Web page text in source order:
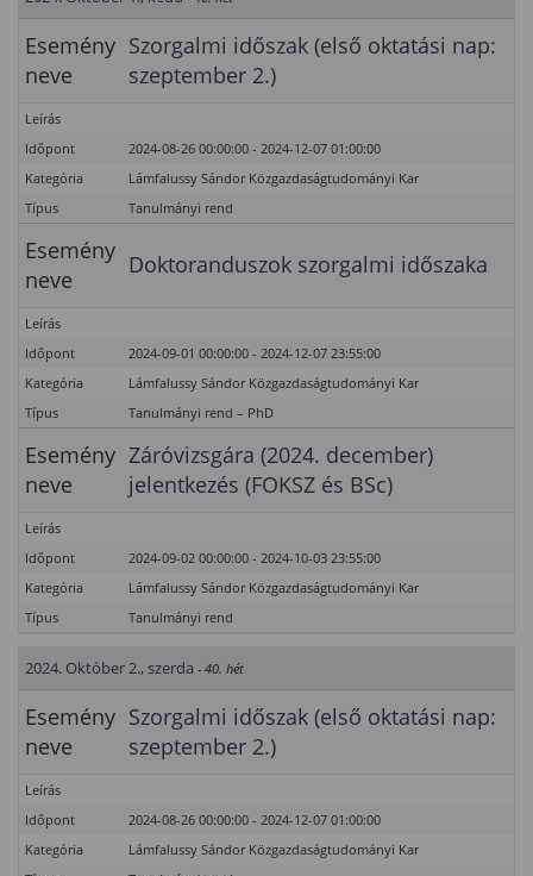
Esemény
neve
Szorgalmi időszak (első oktatási nap:
szeptember 2.)
Leírás
Időpont
2024-08-26 00:00:00 - 2024-12-07 01:00:00
Kategória
Lámfalussy Sándor Közgazdaságtudományi Kar
Típus
Tanulmányi rend
Esemény
neve
Doktoranduszok szorgalmi időszaka
Leírás
Időpont
2024-09-01 00:00:00 - 2024-12-07 23:55:00
Kategória
Lámfalussy Sándor Közgazdaságtudományi Kar
Típus
Tanulmányi rend – PhD
Esemény
neve
Záróvizsgára (2024. december)
jelentkezés (FOKSZ és BSc)
Leírás
Időpont
2024-09-02 00:00:00 - 2024-10-03 23:55:00
Kategória
Lámfalussy Sándor Közgazdaságtudományi Kar
Típus
Tanulmányi rend
2024. Október 2., szerda - 40. hét
Esemény
neve
Szorgalmi időszak (első oktatási nap:
szeptember 2.)
Leírás
Időpont
2024-08-26 00:00:00 - 2024-12-07 01:00:00
Kategória
Lámfalussy Sándor Közgazdaságtudományi Kar